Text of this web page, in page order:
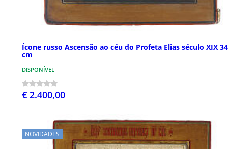
Ícone russo Ascensão ao céu do Profeta Elias século XIX
cm
DISPONÍVEL
€ 2.400,00
NOVIDADES